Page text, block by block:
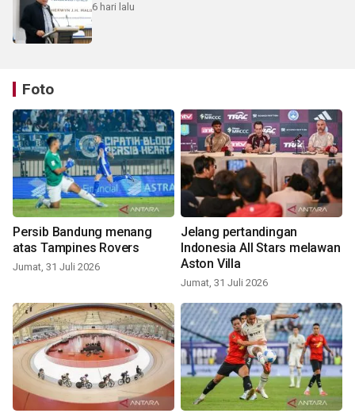
6 hari lalu
Foto
Persib Bandung menang
atas Tampines Rovers
Jumat, 31 Juli 2026
Jelang pertandingan
Indonesia All Stars melawan
Aston Villa
Jumat, 31 Juli 2026